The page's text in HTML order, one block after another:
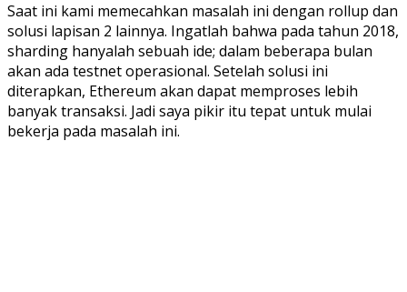
Saat ini kami memecahkan masalah ini dengan rollup dan
solusi lapisan 2 lainnya. Ingatlah bahwa pada tahun 2018,
sharding hanyalah sebuah ide; dalam beberapa bulan
akan ada testnet operasional. Setelah solusi ini
diterapkan, Ethereum akan dapat memproses lebih
banyak transaksi. Jadi saya pikir itu tepat untuk mulai
bekerja pada masalah ini.